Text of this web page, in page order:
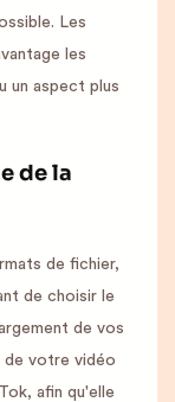
Les
les
un aspect plus
de la
de fichier,
de choisir le
de vos
de votre vidéo
afin qu'elle